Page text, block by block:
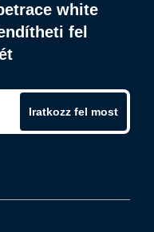
white
fel
Iratkozz fel most